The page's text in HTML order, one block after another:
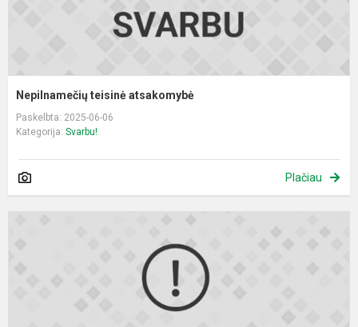
Nepilnamečių teisinė atsakomybė
Paskelbta: 2025-06-06
Kategorija: Svarbu!
Plačiau